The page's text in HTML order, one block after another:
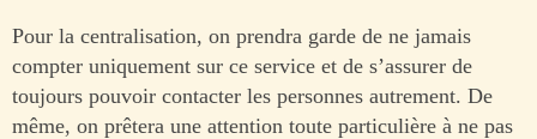
Pour la centralisation, on prendra garde de ne jamais
compter uniquement sur ce service et de s’assurer de
toujours pouvoir contacter les personnes autrement. De
même, on prêtera une attention toute particulière à ne pas